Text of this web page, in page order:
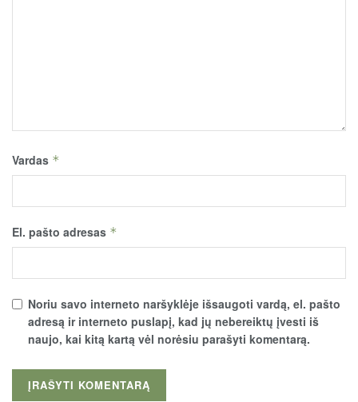
Vardas *
El. pašto adresas *
Noriu savo interneto naršyklėje išsaugoti vardą, el. pašto
adresą ir interneto puslapį, kad jų nebereiktų įvesti iš
naujo, kai kitą kartą vėl norėsiu parašyti komentarą.